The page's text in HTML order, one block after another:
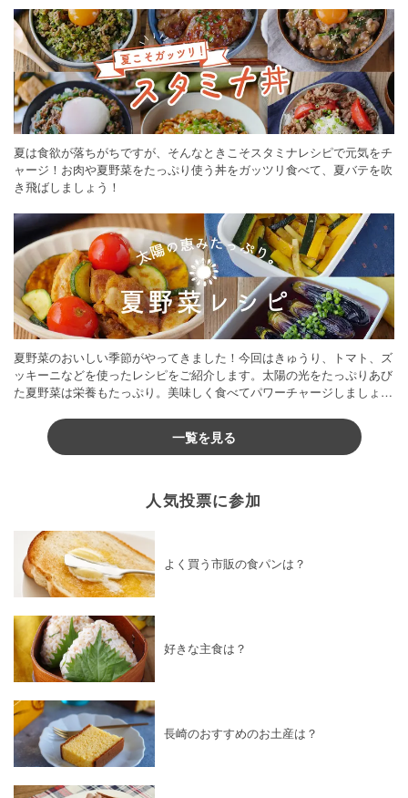
夏は食欲が落ちがちですが、そんなときこそスタミナレシピで元気をチ
ャージ！お肉や夏野菜をたっぷり使う丼をガッツリ食べて、夏バテを吹
き飛ばしましょう！
夏野菜のおいしい季節がやってきました！今回はきゅうり、トマト、ズ
ッキーニなどを使ったレシピをご紹介します。太陽の光をたっぷりあび
た夏野菜は栄養もたっぷり。美味しく食べてパワーチャージしましょう
一覧を見る
人気投票に参加
よく買う市販の食パンは？
好きな主食は？
長崎のおすすめのお土産は？